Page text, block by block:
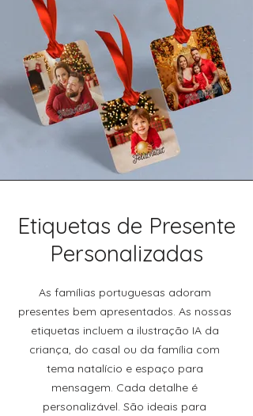
Etiquetas de Presente
Personalizadas
As famílias portuguesas adoram
presentes bem apresentados. As nossas
etiquetas incluem a ilustração IA da
criança, do casal ou da família com
tema natalício e espaço para
mensagem. Cada detalhe é
personalizável. São ideais para